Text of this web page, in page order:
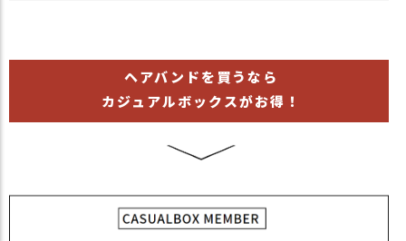
ヘアバンドを買うなら
カジュアルボックスがお得！